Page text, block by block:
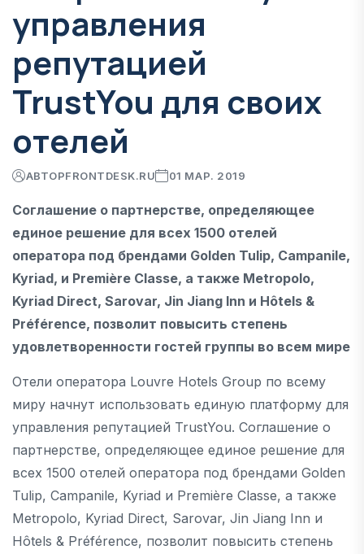
управления
репутацией
TrustYou для своих
отелей
АВТОРFRONTDESK.RU 01 МАР. 2019
Соглашение о партнерстве, определяющее
единое решение для всех 1500 отелей
оператора под брендами Golden Tulip, Campanile,
Kyriad, и Première Classe, а также Metropolo,
Kyriad Direct, Sarovar, Jin Jiang Inn и Hôtels &
Préférence, позволит повысить степень
удовлетворенности гостей группы во всем мире
Отели оператора Louvre Hotels Group по всему
миру начнут использовать единую платформу для
управления репутацией TrustYou. Соглашение о
партнерстве, определяющее единое решение для
всех 1500 отелей оператора под брендами Golden
Tulip, Campanile, Kyriad и Première Classe, а также
Metropolo, Kyriad Direct, Sarovar, Jin Jiang Inn и
Hôtels & Préférence, позволит повысить степень